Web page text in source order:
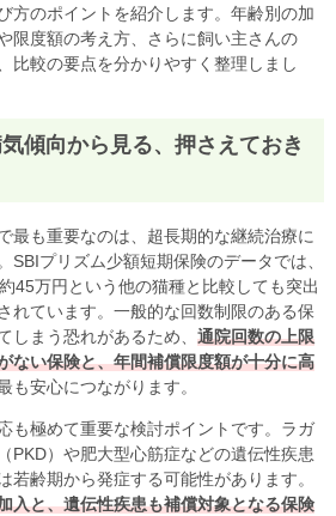
方のポイントを紹介します。年齢別の加
限度額の考え方、さらに飼い主さんの
比較の要点を分かりやすく整理しまし
傾向から見る、押さえておき
最も重要なのは、超長期的な継続治療に
SBIプリズム少額短期保険のデータでは、
45万円という他の猫種と比較しても突出
れています。一般的な回数制限のある保
しまう恐れがあるため、 通院回数の上限
ない保険と、年間補償限度額が十分に高
も安心につながります。
も極めて重要な検討ポイントです。ラガ
PKD）や肥大型心筋症などの遺伝性疾患
若齢期から発症する可能性があります。
入と、遺伝性疾患も補償対象となる保険